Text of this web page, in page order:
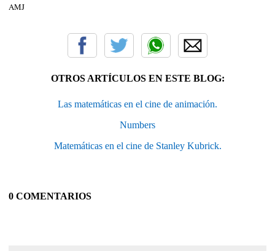
AMJ
OTROS ARTÍCULOS EN ESTE BLOG:
Las matemáticas en el cine de animación.
Numbers
Matemáticas en el cine de Stanley Kubrick.
0 COMENTARIOS